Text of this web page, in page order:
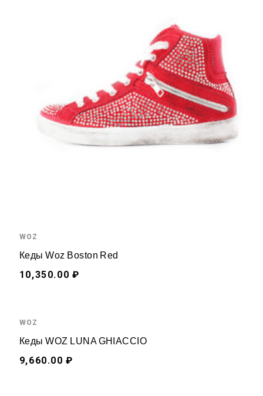
WOZ
Кеды Woz Boston Red
10,350.00 ₽
WOZ
Кеды WOZ LUNA GHIACCIO
9,660.00 ₽